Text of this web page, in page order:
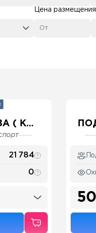
Цена размещения
( К...
21 784
0
50